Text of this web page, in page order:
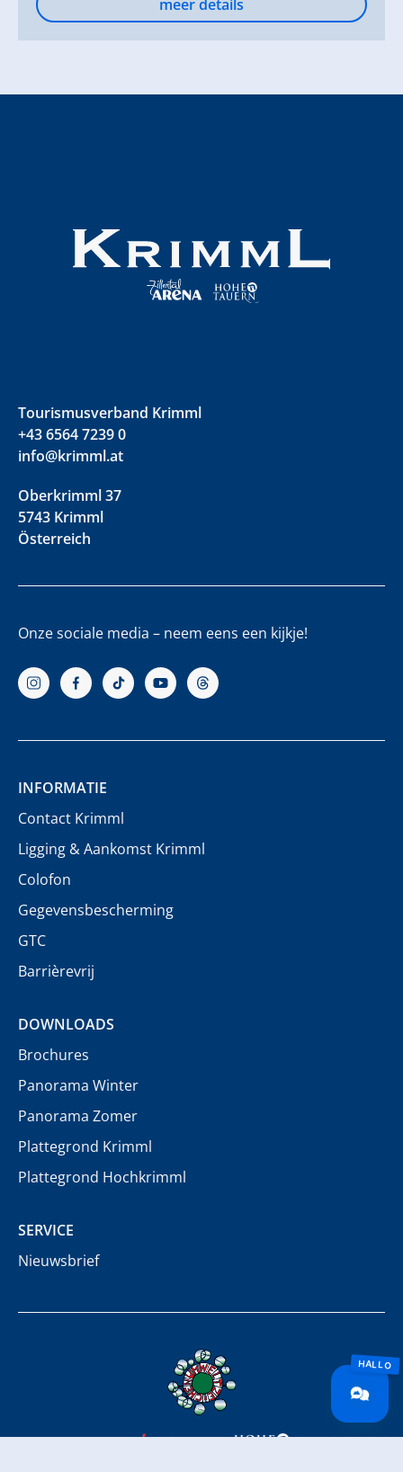
meer details
Tourismusverband Krimml
+43 6564 7239 0
info@krimml.at
Oberkrimml 37
5743 Krimml
Österreich
Onze sociale media – neem eens een kijkje!
INFORMATIE
Contact Krimml
Ligging & Aankomst Krimml
Colofon
Gegevensbescherming
GTC
Barrièrevrij
DOWNLOADS
Brochures
Panorama Winter
Panorama Zomer
Plattegrond Krimml
Plattegrond Hochkrimml
SERVICE
Nieuwsbrief